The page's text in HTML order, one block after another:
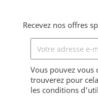
Recevez nos offres
Vous pouvez vous
trouverez pour
les conditions